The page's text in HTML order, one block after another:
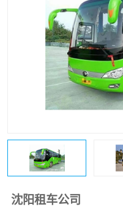
沈阳租车公司